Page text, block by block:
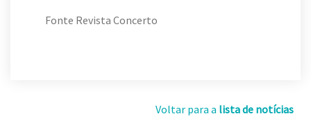
Fonte Revista Concerto
Voltar para a lista de notícias